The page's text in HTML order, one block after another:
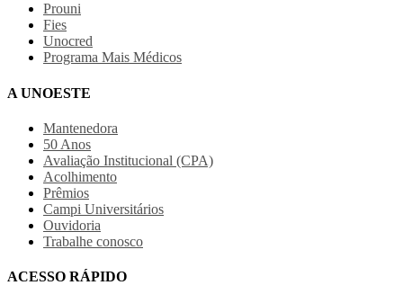
Prouni
Fies
Unocred
Programa Mais Médicos
A UNOESTE
Mantenedora
50 Anos
Avaliação Institucional (CPA)
Acolhimento
Prêmios
Campi Universitários
Ouvidoria
Trabalhe conosco
ACESSO RÁPIDO